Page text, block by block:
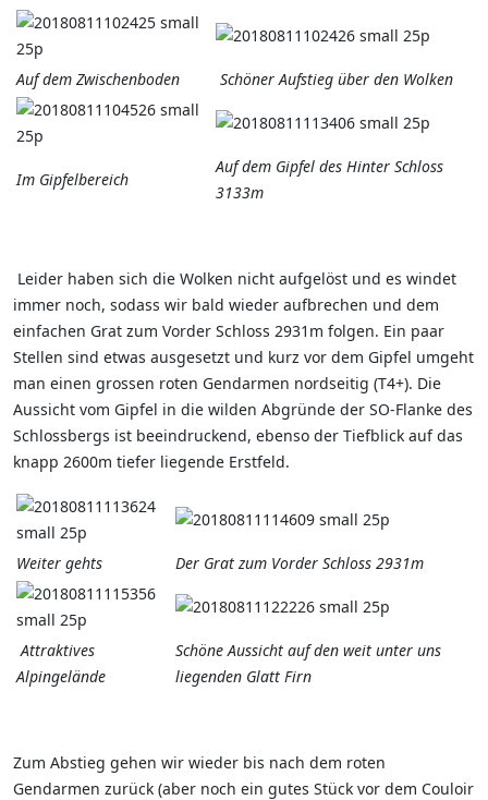
Auf dem Zwischenboden Schöner Aufstieg über den Wolken
Im Gipfelbereich
Auf dem Gipfel des Hinter Schloss
3133m
Leider haben sich die Wolken nicht aufgelöst und es windet
immer noch, sodass wir bald wieder aufbrechen und dem
einfachen Grat zum Vorder Schloss 2931m folgen. Ein paar
Stellen sind etwas ausgesetzt und kurz vor dem Gipfel umgeht
man einen grossen roten Gendarmen nordseitig (T4+). Die
Aussicht vom Gipfel in die wilden Abgründe der SO-Flanke des
Schlossbergs ist beeindruckend, ebenso der Tiefblick auf das
knapp 2600m tiefer liegende Erstfeld.
Weiter gehts Der Grat zum Vorder Schloss 2931m
Attraktives
Alpingelände
Schöne Aussicht auf den weit unter uns
liegenden Glatt Firn
Zum Abstieg gehen wir wieder bis nach dem roten
Gendarmen zurück (aber noch ein gutes Stück vor dem Couloir